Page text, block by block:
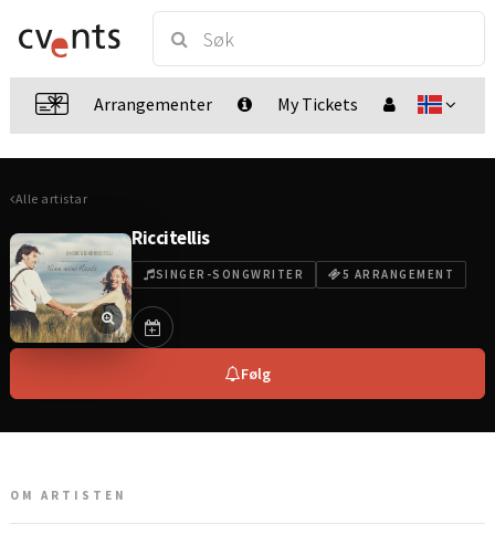
Arrangementer My Tickets
Alle artistar
Riccitellis
SINGER-SONGWRITER 5 ARRANGEMENT
Følg
OM ARTISTEN